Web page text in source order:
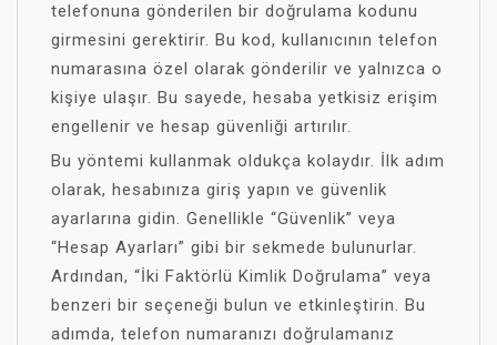
telefonuna gönderilen bir doğrulama kodunu
girmesini gerektirir. Bu kod, kullanıcının telefon
numarasına özel olarak gönderilir ve yalnızca o
kişiye ulaşır. Bu sayede, hesaba yetkisiz erişim
engellenir ve hesap güvenliği artırılır.
Bu yöntemi kullanmak oldukça kolaydır. İlk adım
olarak, hesabınıza giriş yapın ve güvenlik
ayarlarına gidin. Genellikle “Güvenlik” veya
“Hesap Ayarları” gibi bir sekmede bulunurlar.
Ardından, “İki Faktörlü Kimlik Doğrulama” veya
benzeri bir seçeneği bulun ve etkinleştirin. Bu
adımda, telefon numaranızı doğrulamanız